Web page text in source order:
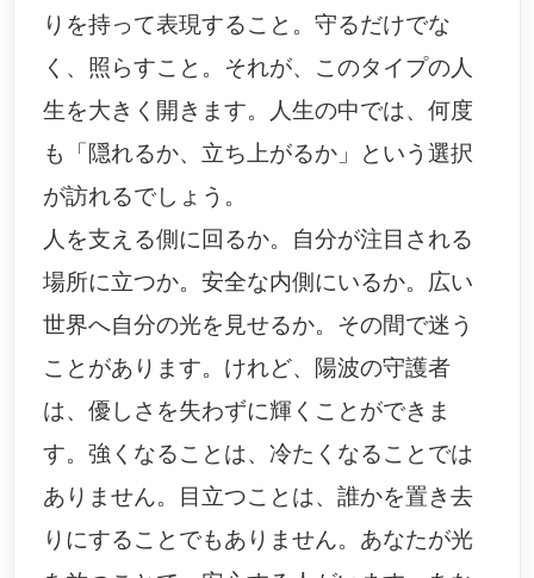
りを持って表現すること。守るだけでな
く、照らすこと。それが、このタイプの人
生を大きく開きます。人生の中では、何度
も「隠れるか、立ち上がるか」という選択
が訪れるでしょう。
人を支える側に回るか。自分が注目される
場所に立つか。安全な内側にいるか。広い
世界へ自分の光を見せるか。その間で迷う
ことがあります。けれど、陽波の守護者
は、優しさを失わずに輝くことができま
す。強くなることは、冷たくなることでは
ありません。目立つことは、誰かを置き去
りにすることでもありません。あなたが光